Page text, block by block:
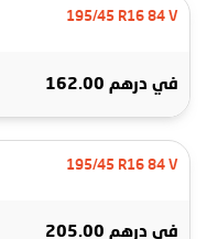
195/45 R16 84 V
في درهم 162.00
195/45 R16 84 V
في درهم 205.00